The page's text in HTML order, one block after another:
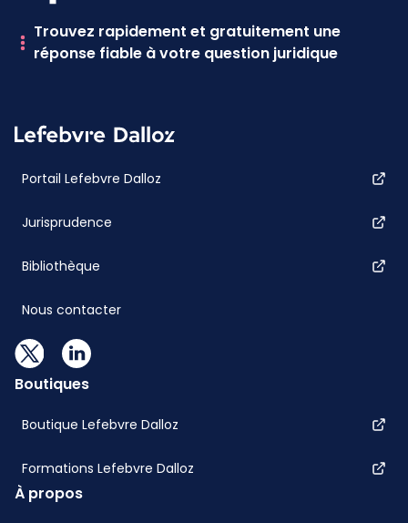
Trouvez rapidement et gratuitement une
réponse fiable à votre question juridique
Portail Lefebvre Dalloz
Jurisprudence
Bibliothèque
Nous contacter
Boutiques
Boutique Lefebvre Dalloz
Formations Lefebvre Dalloz
À propos